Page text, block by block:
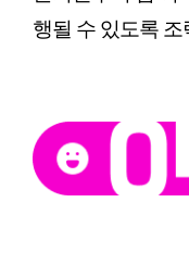
행될 수 있도록